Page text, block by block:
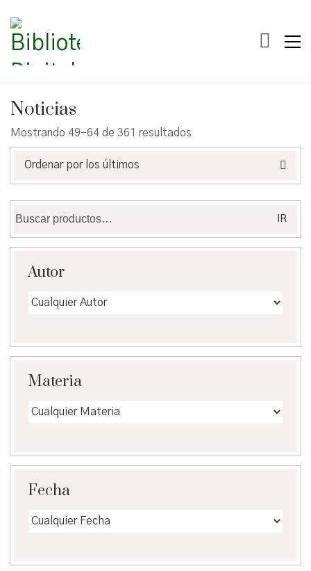
Noticias
Mostrando 49–64 de 361 resultados
por
Ordenar por los últimos
por:
IR
Autor
Materia
Fecha